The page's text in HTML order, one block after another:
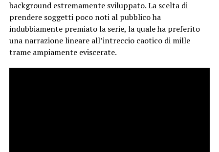
background estremamente sviluppato. La scelta di
prendere soggetti poco noti al pubblico ha
indubbiamente premiato la serie, la quale ha preferito
una narrazione lineare all’intreccio caotico di mille
trame ampiamente eviscerate.